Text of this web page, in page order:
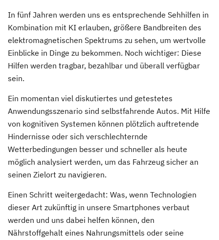
In fünf Jahren werden uns es entsprechende Sehhilfen in
Kombination mit KI erlauben, größere Bandbreiten des
elektromagnetischen Spektrums zu sehen, um wertvolle
Einblicke in Dinge zu bekommen. Noch wichtiger: Diese
Hilfen werden tragbar, bezahlbar und überall verfügbar
sein.
Ein momentan viel diskutiertes und getestetes
Anwendungsszenario sind selbstfahrende Autos. Mit Hilfe
von kognitiven Systemen können plötzlich auftretende
Hindernisse oder sich verschlechternde
Wetterbedingungen besser und schneller als heute
möglich analysiert werden, um das Fahrzeug sicher an
seinen Zielort zu navigieren.
Einen Schritt weitergedacht: Was, wenn Technologien
dieser Art zukünftig in unsere Smartphones verbaut
werden und uns dabei helfen können, den
Nährstoffgehalt eines Nahrungsmittels oder seine